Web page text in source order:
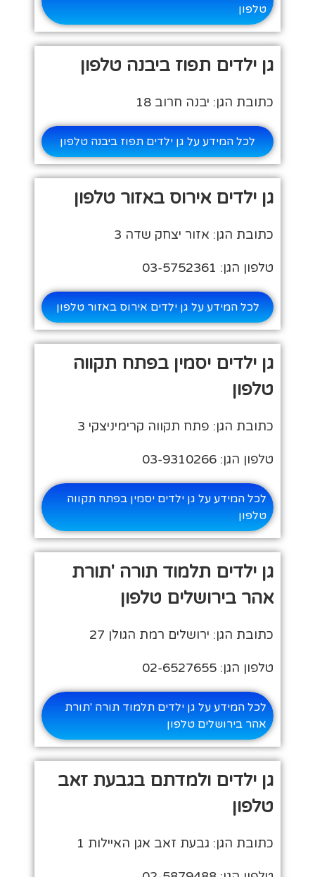
טלפון
גן ילדים תפוז ביבנה טלפון
כתובת הגן: יבנה חרוב 18
לכל המידע על גן ילדים תפוז ביבנה טלפון
גן ילדים אירוס באזור טלפון
כתובת הגן: אזור יצחק שדה 3
טלפון הגן: 03-5752361
לכל המידע על גן ילדים אירוס באזור טלפון
גן ילדים יסמין בפתח תקווה
טלפון
כתובת הגן: פתח תקווה קרימיניצקי 3
טלפון הגן: 03-9310266
לכל המידע על גן ילדים יסמין בפתח תקווה
טלפון
גן ילדים תלמוד תורה 'תורת
אהר בירושלים טלפון
כתובת הגן: ירושלים רמת הגולן 27
טלפון הגן: 02-6527655
לכל המידע על גן ילדים תלמוד תורה 'תורת
אהר בירושלים טלפון
גן ילדים ולמדתם בגבעת זאב
טלפון
כתובת הגן: גבעת זאב אגן האיילות 1